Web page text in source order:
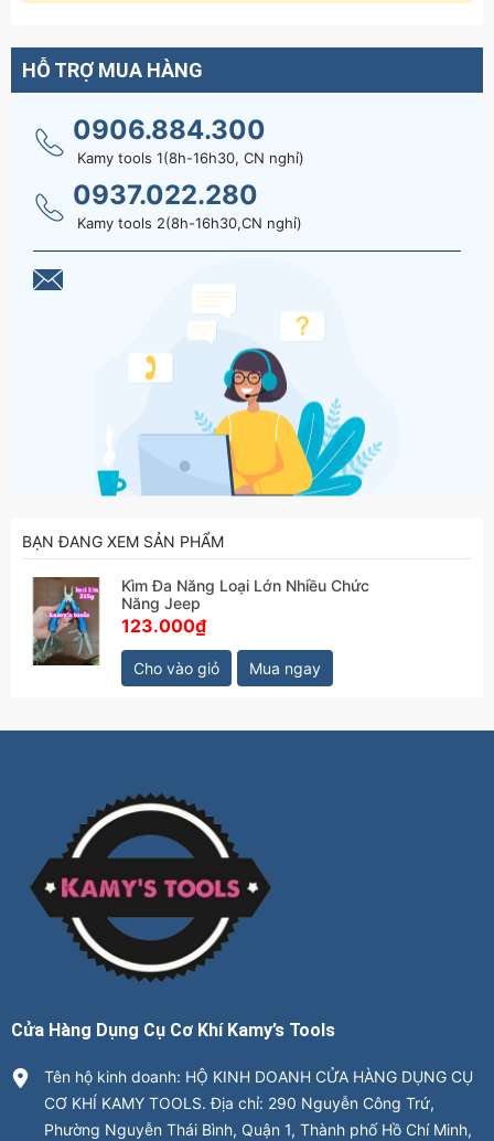
HỖ TRỢ MUA HÀNG
0906.884.300
Kamy tools 1(8h-16h30, CN nghỉ)
0937.022.280
Kamy tools 2(8h-16h30,CN nghỉ)
BẠN ĐANG XEM SẢN PHẨM
Kìm Đa Năng Loại Lớn Nhiều Chức
Năng Jeep
123.000₫
Cho vào giỏ Mua ngay
Cửa Hàng Dụng Cụ Cơ Khí Kamy’s Tools
Tên hộ kinh doanh: HỘ KINH DOANH CỬA HÀNG DỤNG CỤ
CƠ KHÍ KAMY TOOLS. Địa chỉ: 290 Nguyễn Công Trứ,
Phường Nguyễn Thái Bình, Quận 1, Thành phố Hồ Chí Minh,